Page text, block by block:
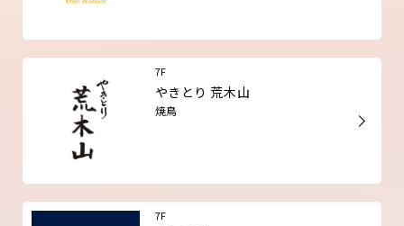
7F
やきとり 荒木山
焼鳥
7F